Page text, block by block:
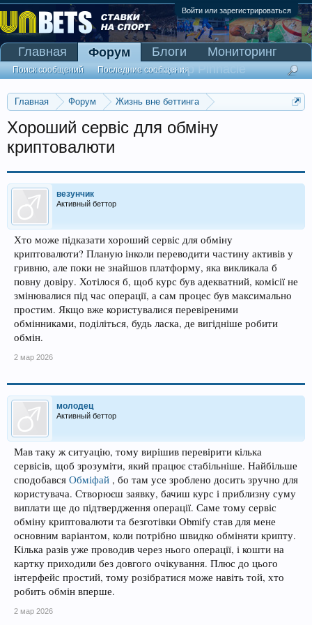
Войти или зарегистрироваться
Главная Форум
Жизнь вне беттинга
Реклама и коммерция
Хороший сервіс для обміну
криптовалюти
везунчик
Активный беттор
Хто може підказати хороший сервіс для обміну
криптовалюти? Планую інколи переводити частину активів у
гривню, але поки не знайшов платформу, яка викликала б
повну довіру. Хотілося б, щоб курс був адекватний, комісії не
змінювалися під час операції, а сам процес був максимально
простим. Якщо вже користувалися перевіреними
обмінниками, поділіться, будь ласка, де вигідніше робити
обмін.
2 мар 2026
молодец
Активный беттор
Мав таку ж ситуацію, тому вирішив перевірити кілька
сервісів, щоб зрозуміти, який працює стабільніше. Найбільше
сподобався Обміфай , бо там усе зроблено досить зручно для
користувача. Створюєш заявку, бачиш курс і приблизну суму
виплати ще до підтвердження операції. Саме тому сервіс
обміну криптовалюти та безготівки Obmify став для мене
основним варіантом, коли потрібно швидко обміняти крипту.
Кілька разів уже проводив через нього операції, і кошти на
картку приходили без довгого очікування. Плюс до цього
інтерфейс простий, тому розібратися може навіть той, хто
робить обмін вперше.
2 мар 2026
Главная Форум
Поиск сообщений Последние сообщения
Блоги
Мониторинг
Сканер Pinnacle